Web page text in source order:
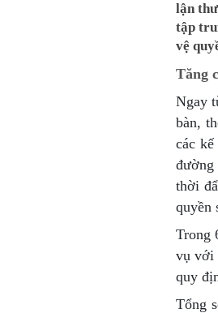
lận
tập
vệ
Tăng
Ngay
bàn,
các
đường
thời
quyền
Trong
vụ với
quy
Tổng